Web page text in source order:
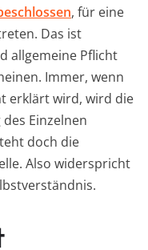
, für eine
Das ist
allgemeine Pflicht
Immer, wenn
erklärt wird, wird die
Einzelnen
doch die
Also widerspricht